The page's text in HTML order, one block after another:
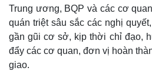
Trung ương, BQP và các cơ
quán triệt sâu sắc các nghị
gần gũi cơ sở, kịp thời chỉ đạo,
đẩy các cơ quan, đơn vị hoàn
giao.